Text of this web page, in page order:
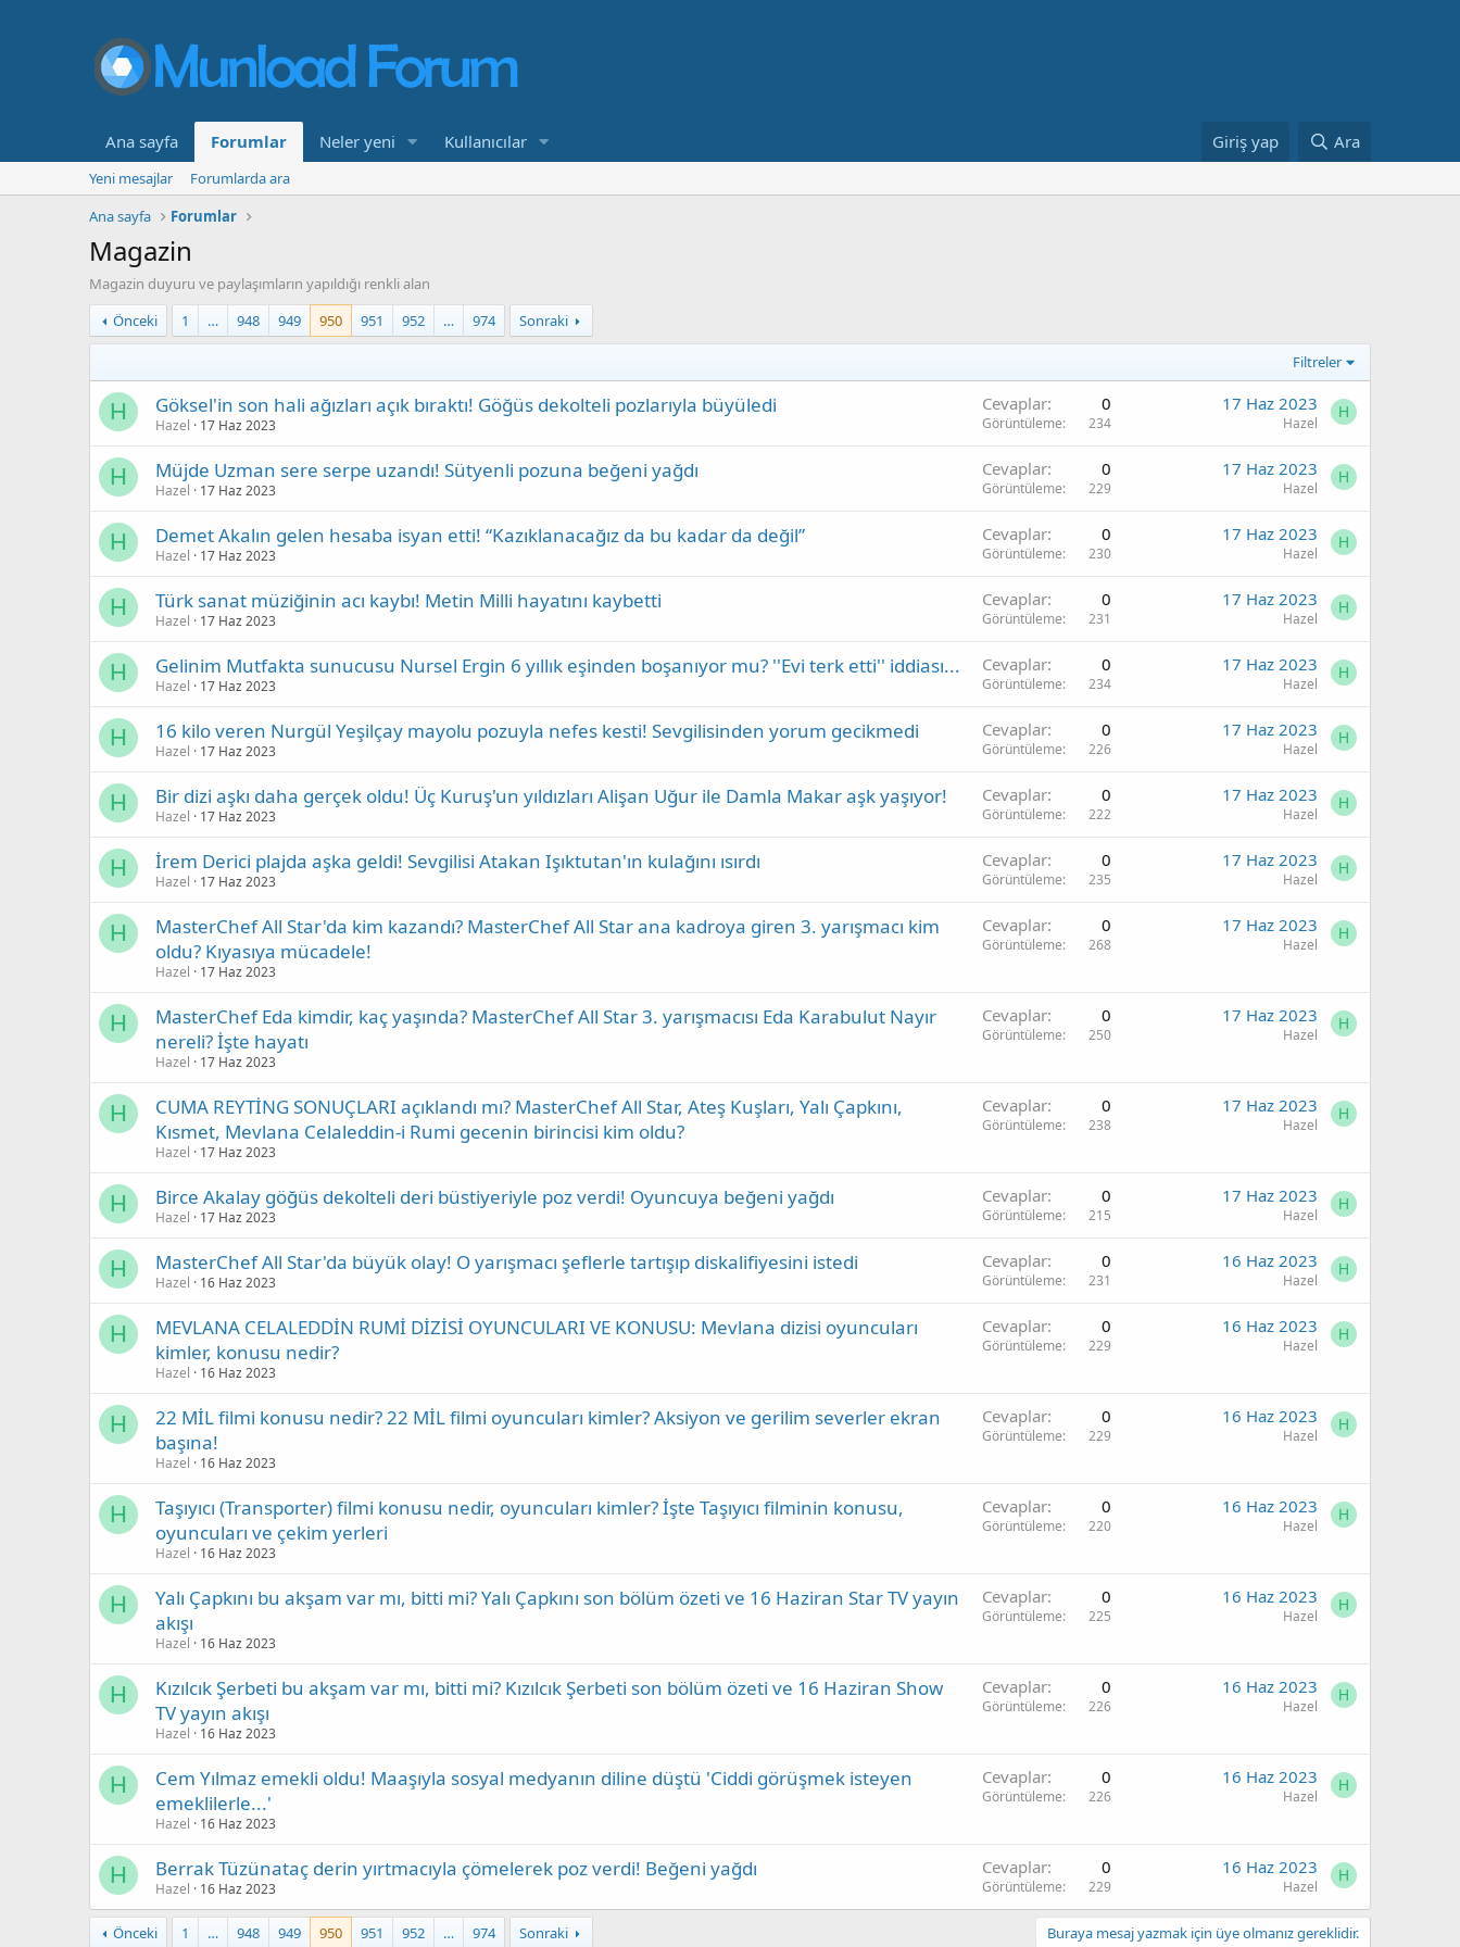
Ana sayfa Forumlar Neler yeni Kullanıcılar Giriş yap Ara
Yeni mesajlar
Forumlarda ara
Ana sayfa
Forumlar
Magazin
Magazin duyuru ve paylaşımların yapıldığı renkli alan
Önceki
1 … 948 949 950 951 952 … 974 Sonraki
Filtreler
H Göksel'in son hali ağızları açık bıraktı! Göğüs dekolteli pozlarıyla büyüledi
Hazel 17 Haz 2023
Cevaplar 0
Görüntüleme 234
17 Haz 2023
Hazel
H
H Müjde Uzman sere serpe uzandı! Sütyenli pozuna beğeni yağdı
Hazel 17 Haz 2023
Cevaplar 0
Görüntüleme 229
17 Haz 2023
Hazel
H
H Demet Akalın gelen hesaba isyan etti! “Kazıklanacağız da bu kadar da değil”
Hazel 17 Haz 2023
Cevaplar 0
Görüntüleme 230
17 Haz 2023
Hazel
H
H Türk sanat müziğinin acı kaybı! Metin Milli hayatını kaybetti
Hazel 17 Haz 2023
Cevaplar 0
Görüntüleme 231
17 Haz 2023
Hazel
H
H Gelinim Mutfakta sunucusu Nursel Ergin 6 yıllık eşinden boşanıyor mu? ''Evi terk etti'' iddiası...
Hazel 17 Haz 2023
Cevaplar 0
Görüntüleme 234
17 Haz 2023
Hazel
H
H 16 kilo veren Nurgül Yeşilçay mayolu pozuyla nefes kesti! Sevgilisinden yorum gecikmedi
Hazel 17 Haz 2023
Cevaplar 0
Görüntüleme 226
17 Haz 2023
Hazel
H
H Bir dizi aşkı daha gerçek oldu! Üç Kuruş'un yıldızları Alişan Uğur ile Damla Makar aşk yaşıyor!
Hazel 17 Haz 2023
Cevaplar 0
Görüntüleme 222
17 Haz 2023
Hazel
H
H İrem Derici plajda aşka geldi! Sevgilisi Atakan Işıktutan'ın kulağını ısırdı
Hazel 17 Haz 2023
Cevaplar 0
Görüntüleme 235
17 Haz 2023
Hazel
H
H
MasterChef All Star'da kim kazandı? MasterChef All Star ana kadroya giren 3. yarışmacı kim
oldu? Kıyasıya mücadele!
Hazel 17 Haz 2023
Cevaplar 0
Görüntüleme 268
17 Haz 2023
Hazel
H
H
MasterChef Eda kimdir, kaç yaşında? MasterChef All Star 3. yarışmacısı Eda Karabulut Nayır
nereli? İşte hayatı
Hazel 17 Haz 2023
Cevaplar 0
Görüntüleme 250
17 Haz 2023
Hazel
H
H
CUMA REYTİNG SONUÇLARI açıklandı mı? MasterChef All Star, Ateş Kuşları, Yalı Çapkını,
Kısmet, Mevlana Celaleddin-i Rumi gecenin birincisi kim oldu?
Hazel 17 Haz 2023
Cevaplar 0
Görüntüleme 238
17 Haz 2023
Hazel
H
H Birce Akalay göğüs dekolteli deri büstiyeriyle poz verdi! Oyuncuya beğeni yağdı
Hazel 17 Haz 2023
Cevaplar 0
Görüntüleme 215
17 Haz 2023
Hazel
H
H MasterChef All Star'da büyük olay! O yarışmacı şeflerle tartışıp diskalifiyesini istedi
Hazel 16 Haz 2023
Cevaplar 0
Görüntüleme 231
16 Haz 2023
Hazel
H
H
MEVLANA CELALEDDİN RUMİ DİZİSİ OYUNCULARI VE KONUSU: Mevlana dizisi oyuncuları
kimler, konusu nedir?
Hazel 16 Haz 2023
Cevaplar 0
Görüntüleme 229
16 Haz 2023
Hazel
H
H
22 MİL filmi konusu nedir? 22 MİL filmi oyuncuları kimler? Aksiyon ve gerilim severler ekran
başına!
Hazel 16 Haz 2023
Cevaplar 0
Görüntüleme 229
16 Haz 2023
Hazel
H
H
Taşıyıcı (Transporter) filmi konusu nedir, oyuncuları kimler? İşte Taşıyıcı filminin konusu,
oyuncuları ve çekim yerleri
Hazel 16 Haz 2023
Cevaplar 0
Görüntüleme 220
16 Haz 2023
Hazel
H
H
Yalı Çapkını bu akşam var mı, bitti mi? Yalı Çapkını son bölüm özeti ve 16 Haziran Star TV yayın
akışı
Hazel 16 Haz 2023
Cevaplar 0
Görüntüleme 225
16 Haz 2023
Hazel
H
H
Kızılcık Şerbeti bu akşam var mı, bitti mi? Kızılcık Şerbeti son bölüm özeti ve 16 Haziran Show
TV yayın akışı
Hazel 16 Haz 2023
Cevaplar 0
Görüntüleme 226
16 Haz 2023
Hazel
H
H
Cem Yılmaz emekli oldu! Maaşıyla sosyal medyanın diline düştü 'Ciddi görüşmek isteyen
emeklilerle...'
Hazel 16 Haz 2023
Cevaplar 0
Görüntüleme 226
16 Haz 2023
Hazel
H
H Berrak Tüzünataç derin yırtmacıyla çömelerek poz verdi! Beğeni yağdı
Hazel 16 Haz 2023
Cevaplar 0
Görüntüleme 229
16 Haz 2023
Hazel
H
Önceki 1 … 948 949 950 951 952 … 974 Sonraki Buraya mesaj yazmak için üye olmanız gereklidir.